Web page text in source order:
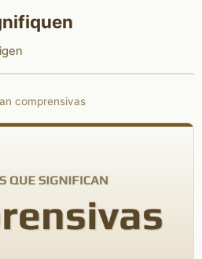
comprensivas